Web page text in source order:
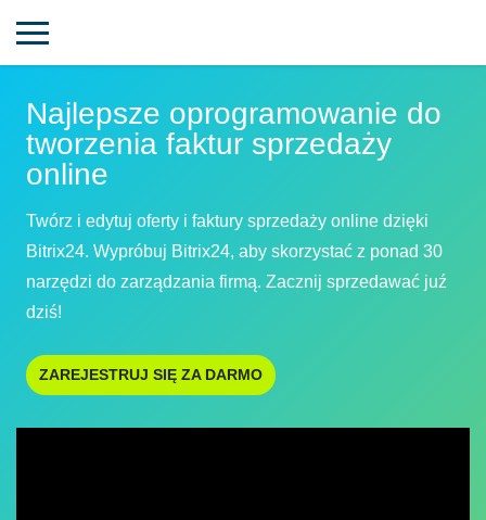
Najlepsze oprogramowanie do
tworzenia faktur sprzedaży
online
Twórz i edytuj oferty i faktury sprzedaży online dzięki
Bitrix24. Wypróbuj Bitrix24, aby skorzystać z ponad 30
narzędzi do zarządzania firmą. Zacznij sprzedawać juź
dziś!
ZAREJESTRUJ SIĘ ZA DARMO